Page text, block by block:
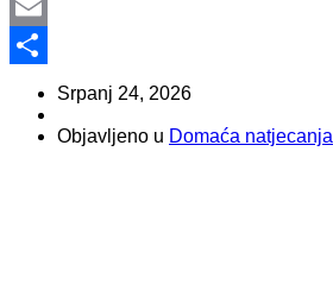
Viber
Email
Share
Srpanj 24, 2026
Objavljeno u Domaća natjecanja